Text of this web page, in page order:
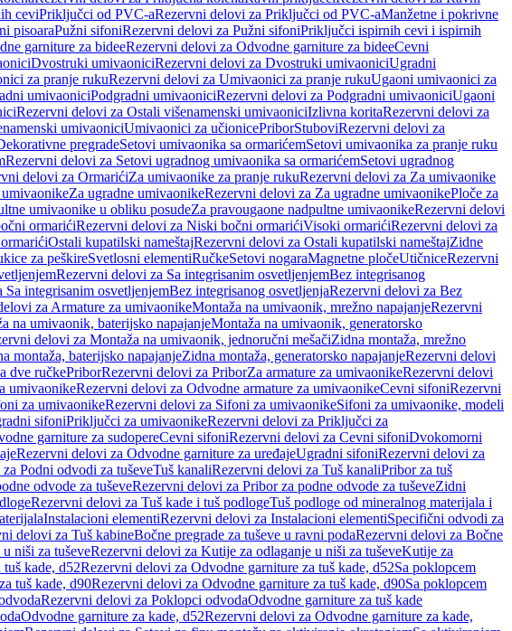
ceviPriključci od PVC-aRezervni delovi za Priključci od PVC-aManžetne i pokrivne
pisoaraPužni sifoniRezervni delovi za Pužni sifoniPriključci ispirnih cevi i ispirnih
garniture za bideeRezervni delovi za Odvodne garniture za bideeCevni
Dvostruki umivaoniciRezervni delovi za Dvostruki umivaoniciUgradni
za pranje rukuRezervni delovi za Umivaonici za pranje rukuUgaoni umivaonici za
umivaoniciPodgradni umivaoniciRezervni delovi za Podgradni umivaoniciUgaoni
Rezervni delovi za Ostali višenamenski umivaoniciIzlivna koritaRezervni delovi za
umivaoniciUmivaonici za učionicePriborStuboviRezervni delovi za
pregradeSetovi umivaonika sa ormarićemSetovi umivaonika za pranje ruku
Rezervni delovi za Setovi ugradnog umivaonika sa ormarićemSetovi ugradnog
delovi za OrmarićiZa umivaonike za pranje rukuRezervni delovi za Za umivaonike
Za ugradne umivaonikeRezervni delovi za Za ugradne umivaonikePloče za
umivaonike u obliku posudeZa pravougaone nadpultne umivaonikeRezervni delovi
ormarićiRezervni delovi za Niski bočni ormarićiVisoki ormarićiRezervni delovi za
Ostali kupatilski nameštajRezervni delovi za Ostali kupatilski nameštajZidne
za peškireSvetlosni elementiRučkeSetovi nogaraMagnetne pločeUtičniceRezervni
Rezervni delovi za Sa integrisanim osvetljenjemBez integrisanog
Sa integrisanim osvetljenjemBez integrisanog osvetljenjaRezervni delovi za Bez
za Armature za umivaonikeMontaža na umivaonik, mrežno napajanjeRezervni
na umivaonik, baterijsko napajanjeMontaža na umivaonik, generatorsko
delovi za Montaža na umivaonik, jednoručni mešačiZidna montaža, mrežno
montaža, baterijsko napajanjeZidna montaža, generatorsko napajanjeRezervni delovi
dve ručkePriborRezervni delovi za PriborZa armature za umivaonikeRezervni delovi
umivaonikeRezervni delovi za Odvodne armature za umivaonikeCevni sifoniRezervni
za umivaonikeRezervni delovi za Sifoni za umivaonikeSifoni za umivaonike, modeli
sifoniPriključci za umivaonikeRezervni delovi za Priključci za
garniture za sudopereCevni sifoniRezervni delovi za Cevni sifoniDvokomorni
Rezervni delovi za Odvodne garniture za uređajeUgradni sifoniRezervni delovi za
Podni odvodi za tuševeTuš kanaliRezervni delovi za Tuš kanaliPribor za tuš
odvode za tuševeRezervni delovi za Pribor za podne odvode za tuševeZidni
Rezervni delovi za Tuš kade i tuš podlogeTuš podloge od mineralnog materijala i
Instalacioni elementiRezervni delovi za Instalacioni elementiSpecifični odvodi za
delovi za Tuš kabineBočne pregrade za tuševe u ravni podaRezervni delovi za Bočne
niši za tuševeRezervni delovi za Kutije za odlaganje u niši za tuševeKutije za
kade, d52Rezervni delovi za Odvodne garniture za tuš kade, d52Sa poklopcem
tuš kade, d90Rezervni delovi za Odvodne garniture za tuš kade, d90Sa poklopcem
Rezervni delovi za Poklopci odvodaOdvodne garniture za tuš kade
Odvodne garniture za kade, d52Rezervni delovi za Odvodne garniture za kade,